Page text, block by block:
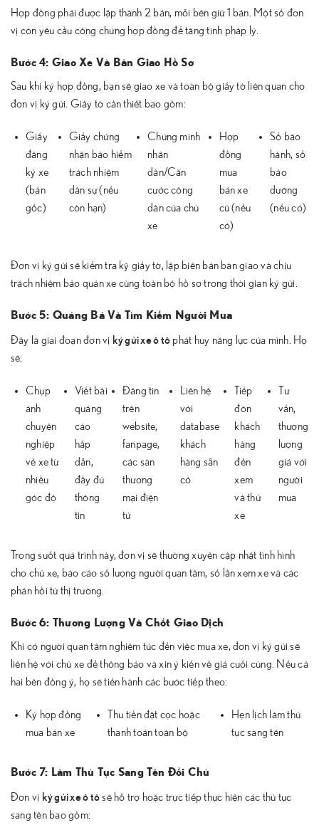
Hợp đồng phải được lập thành 2 bản, mỗi bên giữ 1 bản. Một số đơn
vị còn yêu cầu công chứng hợp đồng để tăng tính pháp lý.
Bước 4: Giao Xe Và Bàn Giao Hồ Sơ
Sau khi ký hợp đồng, bạn sẽ giao xe và toàn bộ giấy tờ liên quan cho
đơn vị ký gửi. Giấy tờ cần thiết bao gồm:
Giấy
đăng
ký xe
(bản
gốc)
Giấy chứng
nhận bảo hiểm
trách nhiệm
dân sự (nếu
còn hạn)
Chứng minh
nhân
dân/Căn
cước công
dân của chủ
xe
Hợp
đồng
mua
bán xe
cũ (nếu
có)
Sổ bảo
hành, sổ
bảo
dưỡng
(nếu có)
Đơn vị ký gửi sẽ kiểm tra kỹ giấy tờ, lập biên bản bàn giao và chịu
trách nhiệm bảo quản xe cùng toàn bộ hồ sơ trong thời gian ký gửi.
Bước 5: Quảng Bá Và Tìm Kiếm Người Mua
Đây là giai đoạn đơn vị ký gửi xe ô tô phát huy năng lực của mình. Họ
sẽ:
Chụp
ảnh
chuyên
nghiệp
về xe từ
nhiều
góc độ
Viết bài
quảng
cáo
hấp
dẫn,
đầy đủ
thông
tin
Đăng tin
trên
website,
fanpage,
các sàn
thương
mại điện
tử
Liên hệ
với
database
khách
hàng sẵn
có
Tiếp
đón
khách
hàng
đến
xem
và thử
xe
Tư
vấn,
thương
lượng
giá với
người
mua
Trong suốt quá trình này, đơn vị sẽ thường xuyên cập nhật tình hình
cho chủ xe, báo cáo số lượng người quan tâm, số lần xem xe và các
phản hồi từ thị trường.
Bước 6: Thương Lượng Và Chốt Giao Dịch
Khi có người quan tâm nghiêm túc đến việc mua xe, đơn vị ký gửi sẽ
liên hệ với chủ xe để thông báo và xin ý kiến về giá cuối cùng. Nếu cả
hai bên đồng ý, họ sẽ tiến hành các bước tiếp theo:
Ký hợp đồng
mua bán xe
Thu tiền đặt cọc hoặc
thanh toán toàn bộ
Hẹn lịch làm thủ
tục sang tên
Bước 7: Làm Thủ Tục Sang Tên Đổi Chủ
Đơn vị ký gửi xe ô tôsẽ hỗ trợ hoặc trực tiếp thực hiện các thủ tục
sang tên bao gồm: